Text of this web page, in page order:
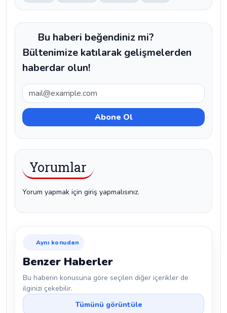
Bu haberi beğendiniz mi?
Bültenimize katılarak gelişmelerden
haberdar olun!
Yorumlar
Yorum yapmak için giriş yapmalısınız.
Aynı konudan
Benzer Haberler
Bu haberin konusuna göre seçilen diğer içerikler de
ilginizi çekebilir.
Tümünü görüntüle